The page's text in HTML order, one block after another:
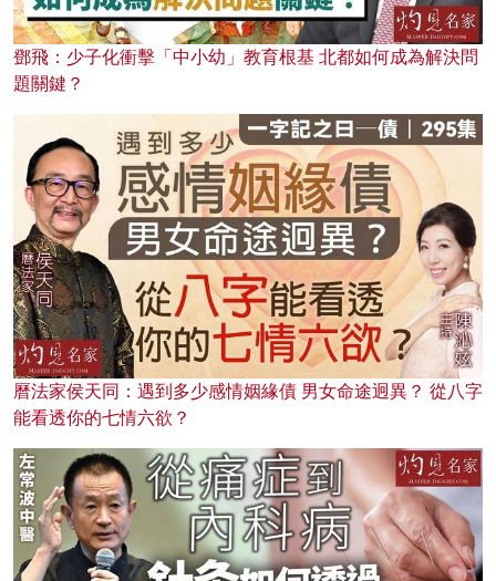
鄧飛：少子化衝擊「中小幼」教育根基 北都如何成為解決問
題關鍵？
曆法家侯天同：遇到多少感情姻緣債 男女命途迥異？ 從八字
能看透你的七情六欲？